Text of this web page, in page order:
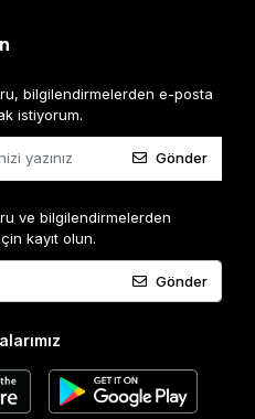
bilgilendirmelerden e-posta
istiyorum.
Gönder
ve bilgilendirmelerden
kayıt olun.
Gönder